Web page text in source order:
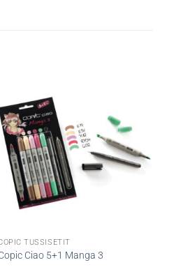
TUSSISETIT
Ciao 5+1 Manga 3